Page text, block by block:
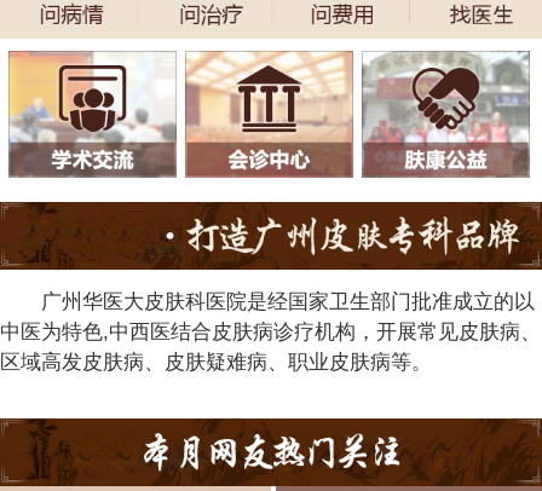
广州华医大皮肤科医院是经国家卫生部门批准成立的以
中医为特色,中西医结合皮肤病诊疗机构，开展常见皮肤病、
区域高发皮肤病、皮肤疑难病、职业皮肤病等。